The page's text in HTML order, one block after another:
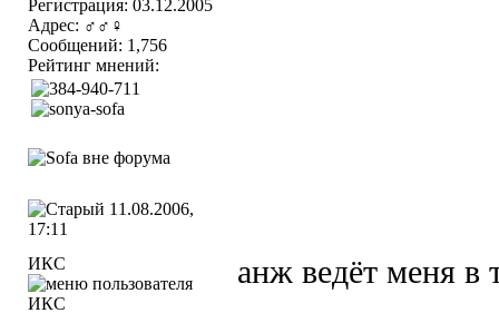
Регистрация: 03.12.2005
Адрес: ♂♂♀
Сообщений: 1,756
Рейтинг мнений:
11.08.2006,
17:11
ИКС
анж ведёт меня в